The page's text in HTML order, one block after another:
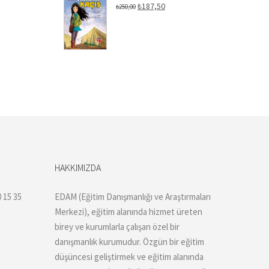
₺250,00 Orijinal
fiyat:
₺187,50Şu
andaki
35
HAKKIMIZDA
EDAM (Eğitim Danışmanlığı ve Araştırmaları
Merkezi), eğitim alanında hizmet üreten
birey ve kurumlarla çalışan özel bir
danışmanlık kurumudur. Özgün bir eğitim
düşüncesi geliştirmek ve eğitim alanında